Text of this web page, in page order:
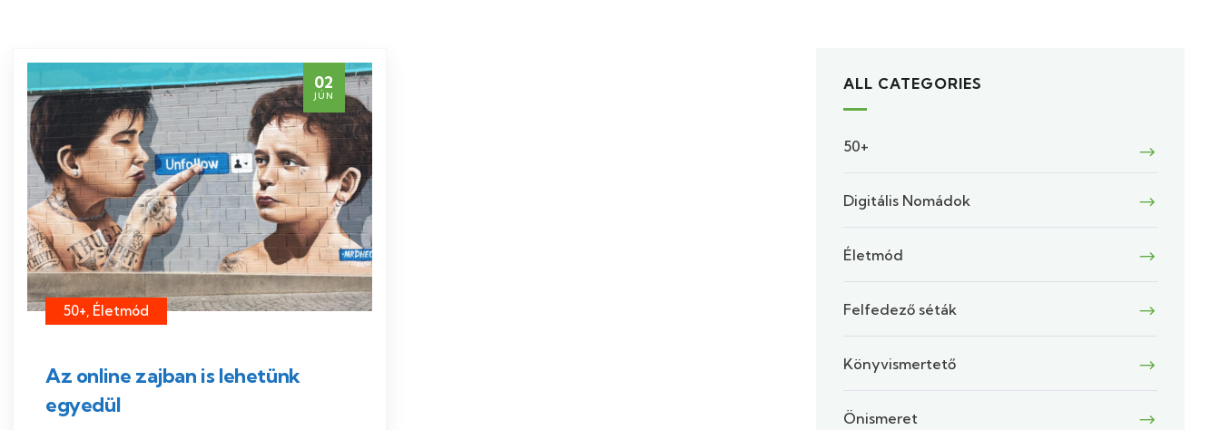
02
JÚN
50+, Életmód
Az online zajban is lehetünk
egyedül
ALL CATEGORIES
50+
Digitális Nomádok
Életmód
Felfedező séták
Könyvismertető
Önismeret